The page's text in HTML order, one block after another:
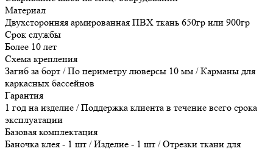
Материал
Двухсторонняя армированная ПВХ ткань 650гр или 900гр
Срок службы
Более 10 лет
Схема крепления
Загиб за борт / По периметру люверсы 10 мм / Карманы для
каркасных бассейнов
Гарантия
1 год на изделие / Поддержка клиента в течение всего срока
эксплуатации
Базовая комплектация
Баночка клея - 1 шт / Изделие - 1 шт / Отрезки ткани для